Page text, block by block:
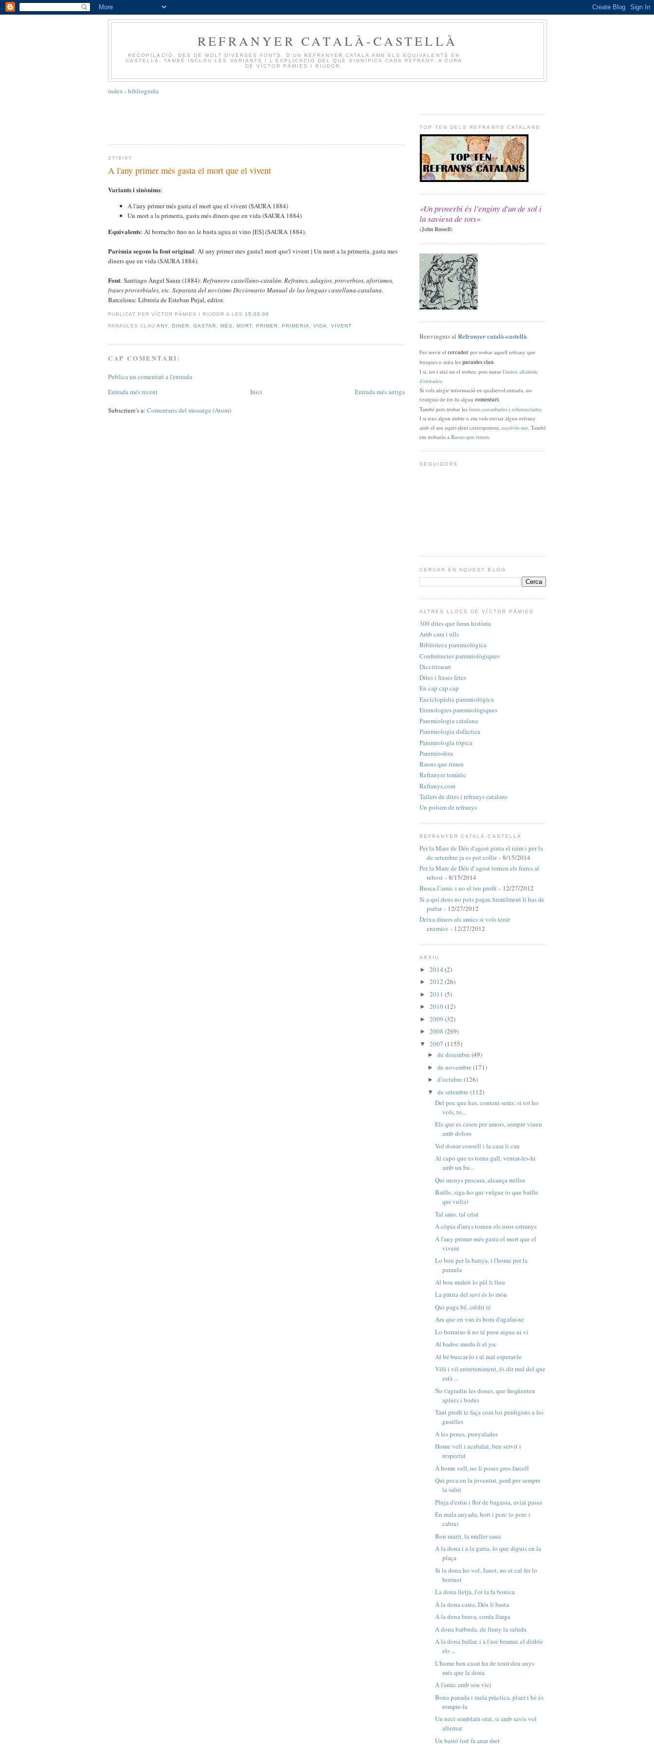
REFRANYER CATALÀ-CASTELLÀ
RECOPILACIÓ, DES DE MOLT DIVERSES FONTS, D'UN REFRANYER CATALÀ AMB ELS EQUIVALENTS EN
CASTELLÀ. TAMBÉ INCLOU LES VARIANTS I L'EXPLICACIÓ DEL QUÈ SIGNIFICA CADA REFRANY. A CURA
DE VÍCTOR PÀMIES I RIUDOR.
índex -bibliografia
27/9/07
A l'any primer més gasta el mort que el vivent
Variants i sinònims:
A l'any primer més gasta el mort que el vivent (SAURA 1884)
Un mort a la primeria, gasta més diners que en vida (SAURA 1884)
Equivalents: Al borracho fino no le basta agua ni vino [ES] (SAURA 1884).
Parèmia segons la font original: Al any primer mes gasta'l mort que'l vivent | Un mort a la primeria, gasta mes
diners que en vida (SAURA 1884).
Font: Santiago Ángel Saura (1884): Refranero castellano-catalán. Refranes, adagios, proverbios, aforismos,
frases proverbiales, etc. Separata del novísimo Diccionario Manual de las lenguas castellana-catalana.
Barcelona: Librería de Esteban Pujal, editor.
PUBLICAT PER VÍCTOR PÀMIES I RIUDOR A LES 15:03:00
PARAULES CLAUANY ,DINER ,GASTAR MÉS MORT, PRIMER PRIMERIA VIDA ,VIVENT
CAP COMENTARI:
Publica un comentari a l'entrada
Entrada més recent
Entrada més antiga
Inici
Subscriure's a: Comentaris del missatge (Atom)
TOP TEN DELS REFRANYS CATALANS
«Un proverbi és l'enginy d'un de sol i
la saviesa de tots»
(John Russell)
Benvinguts al Refranyer català-castellà.
Fes servir el cercador per trobar aquell refrany que
busques o mira les paraules clau.
I si, tot i així no el trobes, pots mirar l'índex alfabètic
d'entrades.
Si vols afegir informació en qualsevol entrada, no
t'estiguis de fer-hi algun comentari.
També pots trobar les fonts consultades i referenciades
I si tens algun dubte o em vols enviar algun refrany
amb el seu equivalent corresponent, escriviu-me. També
em trobaràs a Raons que rimen.
SEGUIDORS
CERCAR EN AQUEST BLOG
ALTRES LLOCS DE VÍCTOR PÀMIES
300 dites que faran història
Amb cara i ulls
Biblioteca paremiològica
Conferències paremiològiques
Diccitionari
Dites i frases fetes
En cap cap cap
Enciclopèdia paremiològica
Etimologies paremiològiques
Paremiologia catalana
Paremiologia didàctica
Paremiologia tòpica
Paremiosfera
Raons que rimen
Refranyer temàtic
Refranys.com
Tallers de dites i refranys catalans
Un polsim de refranys
REFRANYER CATALÀ-CASTELLÀ
Per la Mare de Déu d'agost pinta el raïm i per la
de setembre ja es pot collir- 8/15/2014
Per la Mare de Déu d’agost tornen els frares al
rebost - 8/15/2014
Busca l’amic i no el teu profit - 12/27/2012
Si a qui deus no pots pagar, humilment li has de
parlar- 12/27/2012
Deixa diners als amics si vols tenir
enemics - 12/27/2012
ARXIU
► 2014 (2)
► 2012 (26)
► 2011 (5)
► 2010(12)
► 2009 (32)
► 2008 (269)
▼ 2007 (1155)
► de desembre (49)
► de novembre (171)
► d’octubre (126)
▼ de setembre (112)
Del poc que has, content seràs; si tot ho
vols, to...
Els que es casen per amors, sempre viuen
amb dolors
Vol donar consell i la casa li cau
Al capó que es torna gall, ventar-les-hi
amb un bu...
Qui menys procura, alcança millor
Batlle, siga-ho qui vulgue (o que batlle
qui vulla)
Tal amo, tal criat
A còpia d'anys tornen els usos estranys
A l'any primer més gasta el mort que el
vivent
Lo bou per la banya, i l'home per la
paraula
Al bou maleït lo pèl li lluu
La pàtria del savi és lo món
Qui paga bé, crèdit té
Ara que en van és hora d'agafar-ne
Lo borratxo fi no té prou aigua ni vi
Al badoc muda-li el joc
Al bé buscar-lo i al mal esperar-lo
Vilà i vil entreteniment, és dir mal del que
està ...
No t'agradin les dones, que freqüenten
aplecs i bodes
Tant profit te faça com los perdigons a les
guatlles
A les penes, punyalades
Home vell i acabalat, ben servit i
respectat
A home vell, no li poses gros farcell
Qui peca en la joventut, perd per sempre
la salut
Pluja d'estiu i flor de bagassa, aviat passa
En mala anyada, hort i porc (o porc i
cabra)
Bon marit, la muller sana
A la dona i a la garsa, lo que diguis en la
plaça
Si la dona ho vol, Janot, no et cal fer lo
borinot
La dona lletja, l'or la fa bonica
A la dona casta, Déu li basta
A la dona brava, corda llarga
A dona barbuda, de lluny la saluda
A la dona ballar, i a l'ase bramar, el diable
els ...
L'home ben casat ha de tenir deu anys
més que la dona
A l'amic amb son vici
Bona panada i mala pràctica, plaer i bé és
rompre-la
Un neci semblarà orat, si amb savis vol
alternar
Un bastó tort fa anar dret